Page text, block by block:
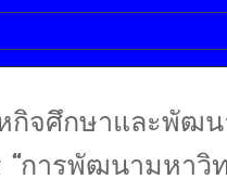
กิจศึกษาและพัฒน
“การพัฒนามหาวิ